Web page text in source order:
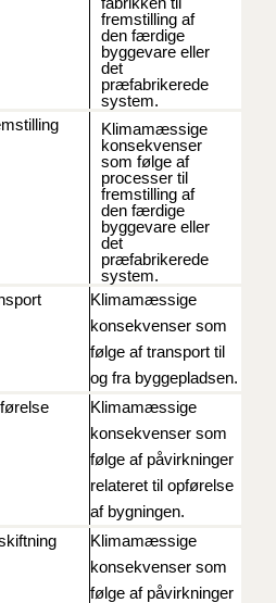
fremstilling af
den færdige
byggevare eller
det
præfabrikerede
system.
Klimamæssige
konsekvenser
som følge af
processer til
fremstilling af
den færdige
byggevare eller
det
præfabrikerede
system.
Klimamæssige
konsekvenser som
følge af transport til
og fra byggepladsen.
Klimamæssige
konsekvenser som
følge af påvirkninger
relateret til opførelse
af bygningen.
Klimamæssige
konsekvenser som
følge af påvirkninger